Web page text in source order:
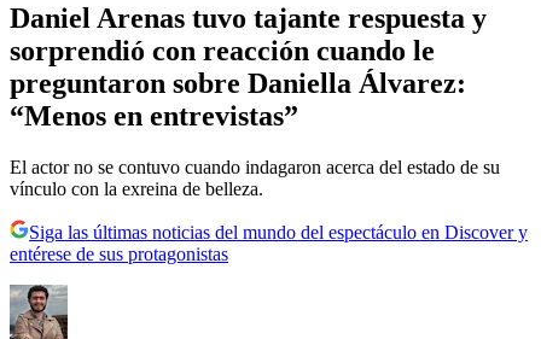
Daniel Arenas tuvo tajante respuesta y
sorprendió con reacción cuando le
preguntaron sobre Daniella Álvarez:
“Menos en entrevistas”
El actor no se contuvo cuando indagaron acerca del estado de su
vínculo con la exreina de belleza.
Siga las últimas noticias del mundo del espectáculo en Discover y
entérese de sus protagonistas